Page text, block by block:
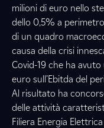
milioni di euro nello
dello 0,5% a
di un quadro
causa della crisi
Covid-19 che ha
euro sull’Ebitda del
Al risultato ha
delle attività
Filiera Energia